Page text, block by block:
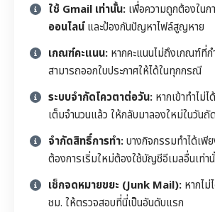
ใช้ Gmail เท่านั้น: เพื่อความถูกต้องในก
ออนไลน์และป้องกันปัญหาไฟล์สูญหาย
เกณฑ์คะแนน: หากคะแนนไม่ถึงเกณฑ์ที่ก
สามารถออกใบประกาศให้ได้ในทุกกรณี
ระบบจำกัดโควตาต่อวัน: หากเข้าทำไม่
เต็มจำนวนแล้ว ให้กลับมาลองใหม่ในวันถั
จำกัดสิทธิ์การทำ:บางกิจกรรมทำได้เพี
ต้องการเริ่มใหม่ต้องใช้บัญชีอีเมลอื่นเท่า
เช็กจดหมายขยะ (Junk Mail): หากไ
ชม. ให้ตรวจสอบที่นี่เป็นอันดับแรก